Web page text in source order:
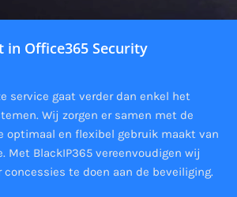
in Office365 Security
service gaat verder dan enkel het
Wij zorgen er samen met de
optimaal en flexibel gebruik maakt van
Met BlackIP365 vereenvoudigen wij
concessies te doen aan de beveiliging.